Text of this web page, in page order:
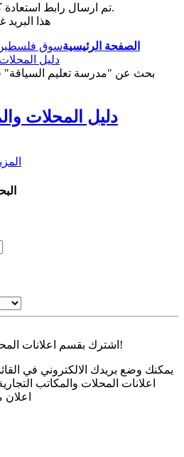
تم ارسال رابط استعادة كلمة المرور الى بريدك بنجاح.
هذا
الصفحة الرئيسية
دليل
بحث عن "مدرسة تعليم السياقة"
دليل المحلات
اشترك بقسم اعلانات المحلات والمكاتب التجارية مجاناً!
يمكنك وضع بريدك الالكتروني في
اعلانات المحلات والمكاتب
اعلان